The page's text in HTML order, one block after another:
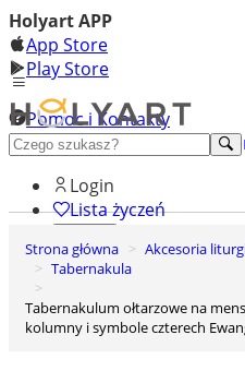
Holyart APP
App Store
Play Store
Pomoc i Kontakty
+48 222 922 860
Odkryj
Login
Lista życzeń
0
Koszyk
Strona główna Akcesoria
Tabernakula
Tabernakulum ołtarzowe na mensę – dekoracja Najświętsza Trójca,
kolumny i symbole czterech